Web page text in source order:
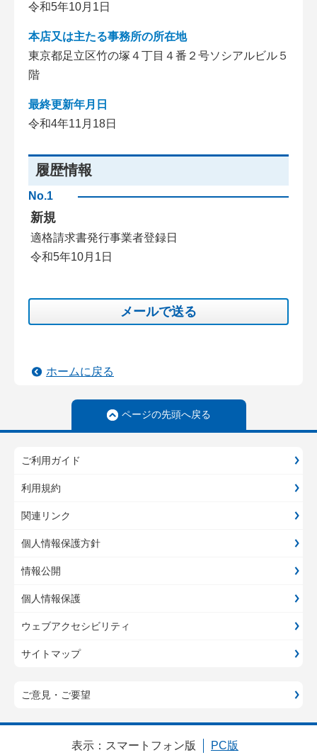
令和5年10月1日
本店又は主たる事務所の所在地
東京都足立区竹の塚４丁目４番２号ソシアルビル５
階
最終更新年月日
令和4年11月18日
履歴情報
No.1
新規
適格請求書発行事業者登録日
令和5年10月1日
メールで送る
ホームに戻る
ページの先頭へ戻る
ご利用ガイド
利用規約
関連リンク
個人情報保護方針
情報公開
個人情報保護
ウェブアクセシビリティ
サイトマップ
ご意見・ご要望
表示： スマートフォン版 PC版